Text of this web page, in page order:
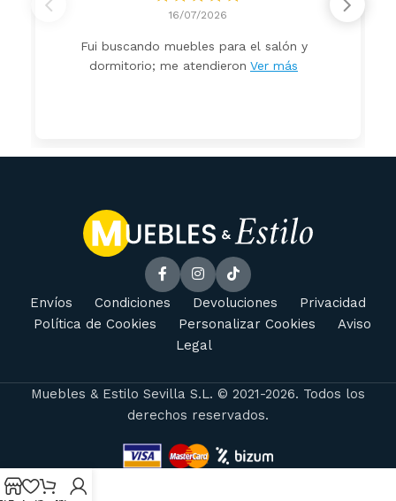
16/07/2026
Fui buscando muebles para el salón y
dormitorio; me atendieron Ver más
Envíos Condiciones Devoluciones
Privacidad
Política de Cookies
Personalizar Cookies
Aviso
Legal
Muebles & Estilo Sevilla S.L. © 2021-2026. Todos los
derechos reservados.